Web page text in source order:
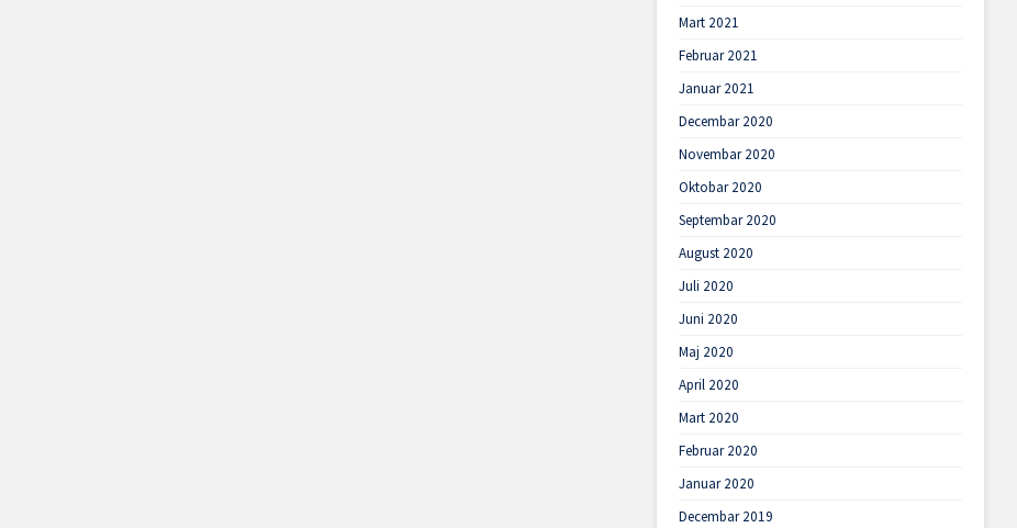
Mart 2021
Februar 2021
Januar 2021
Decembar 2020
Novembar 2020
Oktobar 2020
Septembar 2020
August 2020
Juli 2020
Juni 2020
Maj 2020
April 2020
Mart 2020
Februar 2020
Januar 2020
Decembar 2019